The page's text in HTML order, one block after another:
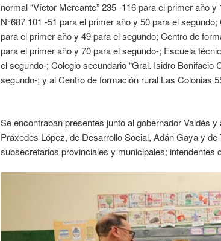
normal “Víctor Mercante” 235 -116 para el primer año
N°687 101 -51 para el primer año y 50 para el
para el primer año y 49 para el segundo; Centro de
para el primer año y 70 para el segundo-; Escuela
el segundo-; Colegio secundario “Gral. Isidro Bonifacio
segundo-; y al Centro de formación rural Las Colonias
Se encontraban presentes junto al gobernador Valdés
Práxedes López, de Desarrollo Social, Adán Gaya y
subsecretarios provinciales y municipales; intendentes